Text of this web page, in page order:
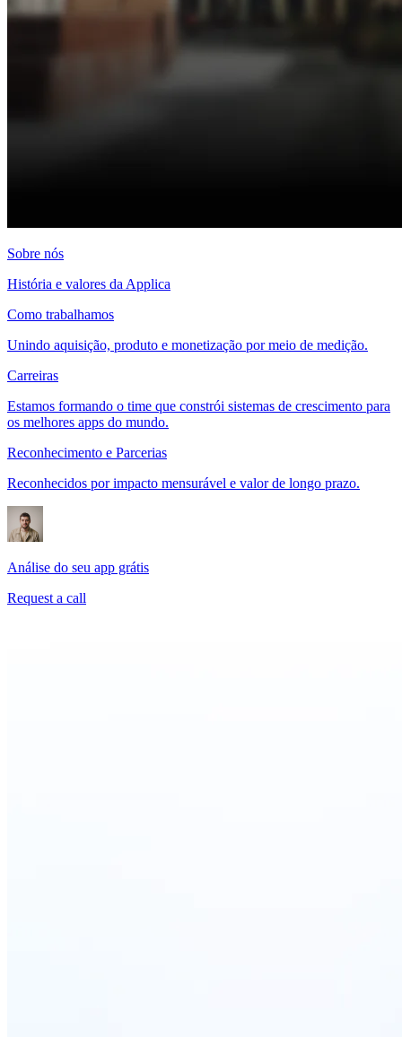
Sobre nós
História e valores da Applica
Como trabalhamos
Unindo aquisição, produto e monetização por meio de medição.
Carreiras
Estamos formando o time que constrói sistemas de crescimento para
os melhores apps do mundo.
Reconhecimento e Parcerias
Reconhecidos por impacto mensurável e valor de longo prazo.
Análise do seu app grátis
Request a call